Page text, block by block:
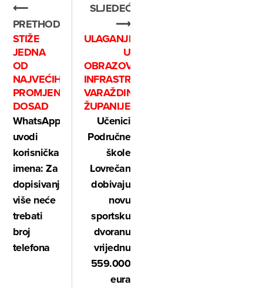
⟵
PRETHODNO
STIŽE
JEDNA
OD
NAJVEĆIH
PROMJENA
DOSAD
WhatsApp
uvodi
korisnička
imena: Za
dopisivanje
više neće
trebati
broj
telefona
SLJEDEĆE
⟶
ULAGANJE
U
OBRAZOVNU
INFRASTRUKTURU
VARAŽDINSKE
ŽUPANIJE
Učenici
Područne
škole
Lovrečan
dobivaju
novu
sportsku
dvoranu
vrijednu
559.000
eura